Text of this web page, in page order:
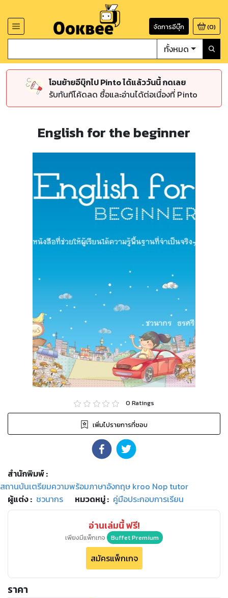
จัดการอีบุ๊ก (0)
ทั้งหมด
โอนย้ายอีบุ๊กไป Pinto ได้แล้ววันนี้ กดเลย
รับทันทีโค้ดลด ซื้อและอ่านได้ต่อเนื่องที่ Pinto
English for the beginner
0 Ratings
เพิ่มไปรายการที่ชอบ
สำนักพิมพ์:
สถานบันเตรียมความพร้อมภาษาอังกฤษ kroo Nop tutor
ผู้แต่ง : ชวนากร หมวดหมู่: คู่มือประกอบการเรียน
อ่านเล่มนี้ ฟรี!
เพียงมีแพ็กเกจ Buffet Premium
สมัครแพ็กเกจ
ราคา